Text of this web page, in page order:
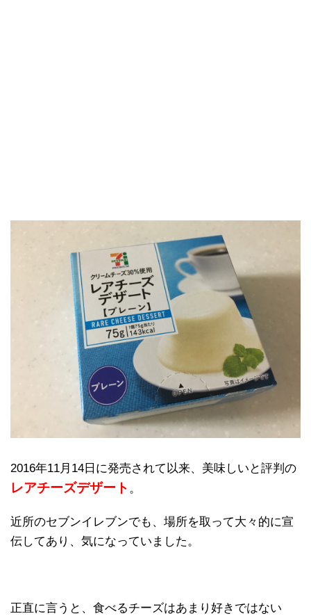
2016年11月14日に発売されて以来、美味しいと評判の
レアチーズデザート 。
近所のセブンイレブンでも、場所を取って大々的に宣
伝してあり、気になっていました。
正直に言うと、食べるチーズはあまり好きではない